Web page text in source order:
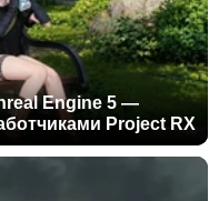
Engine 5 —
Project RX